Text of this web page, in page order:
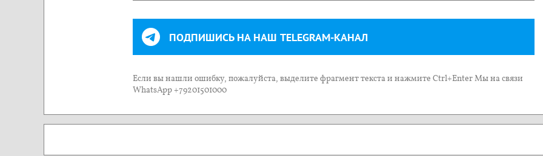
ПОДПИШИСЬ НА НАШ TELEGRAM-КАНАЛ
Если вы нашли ошибку, пожалуйста, выделите фрагмент текста и нажмите Ctrl+Enter Мы на связи
WhatsApp +79201501000